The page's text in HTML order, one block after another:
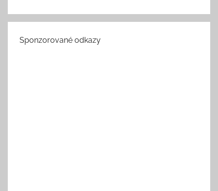
Sponzorované odkazy